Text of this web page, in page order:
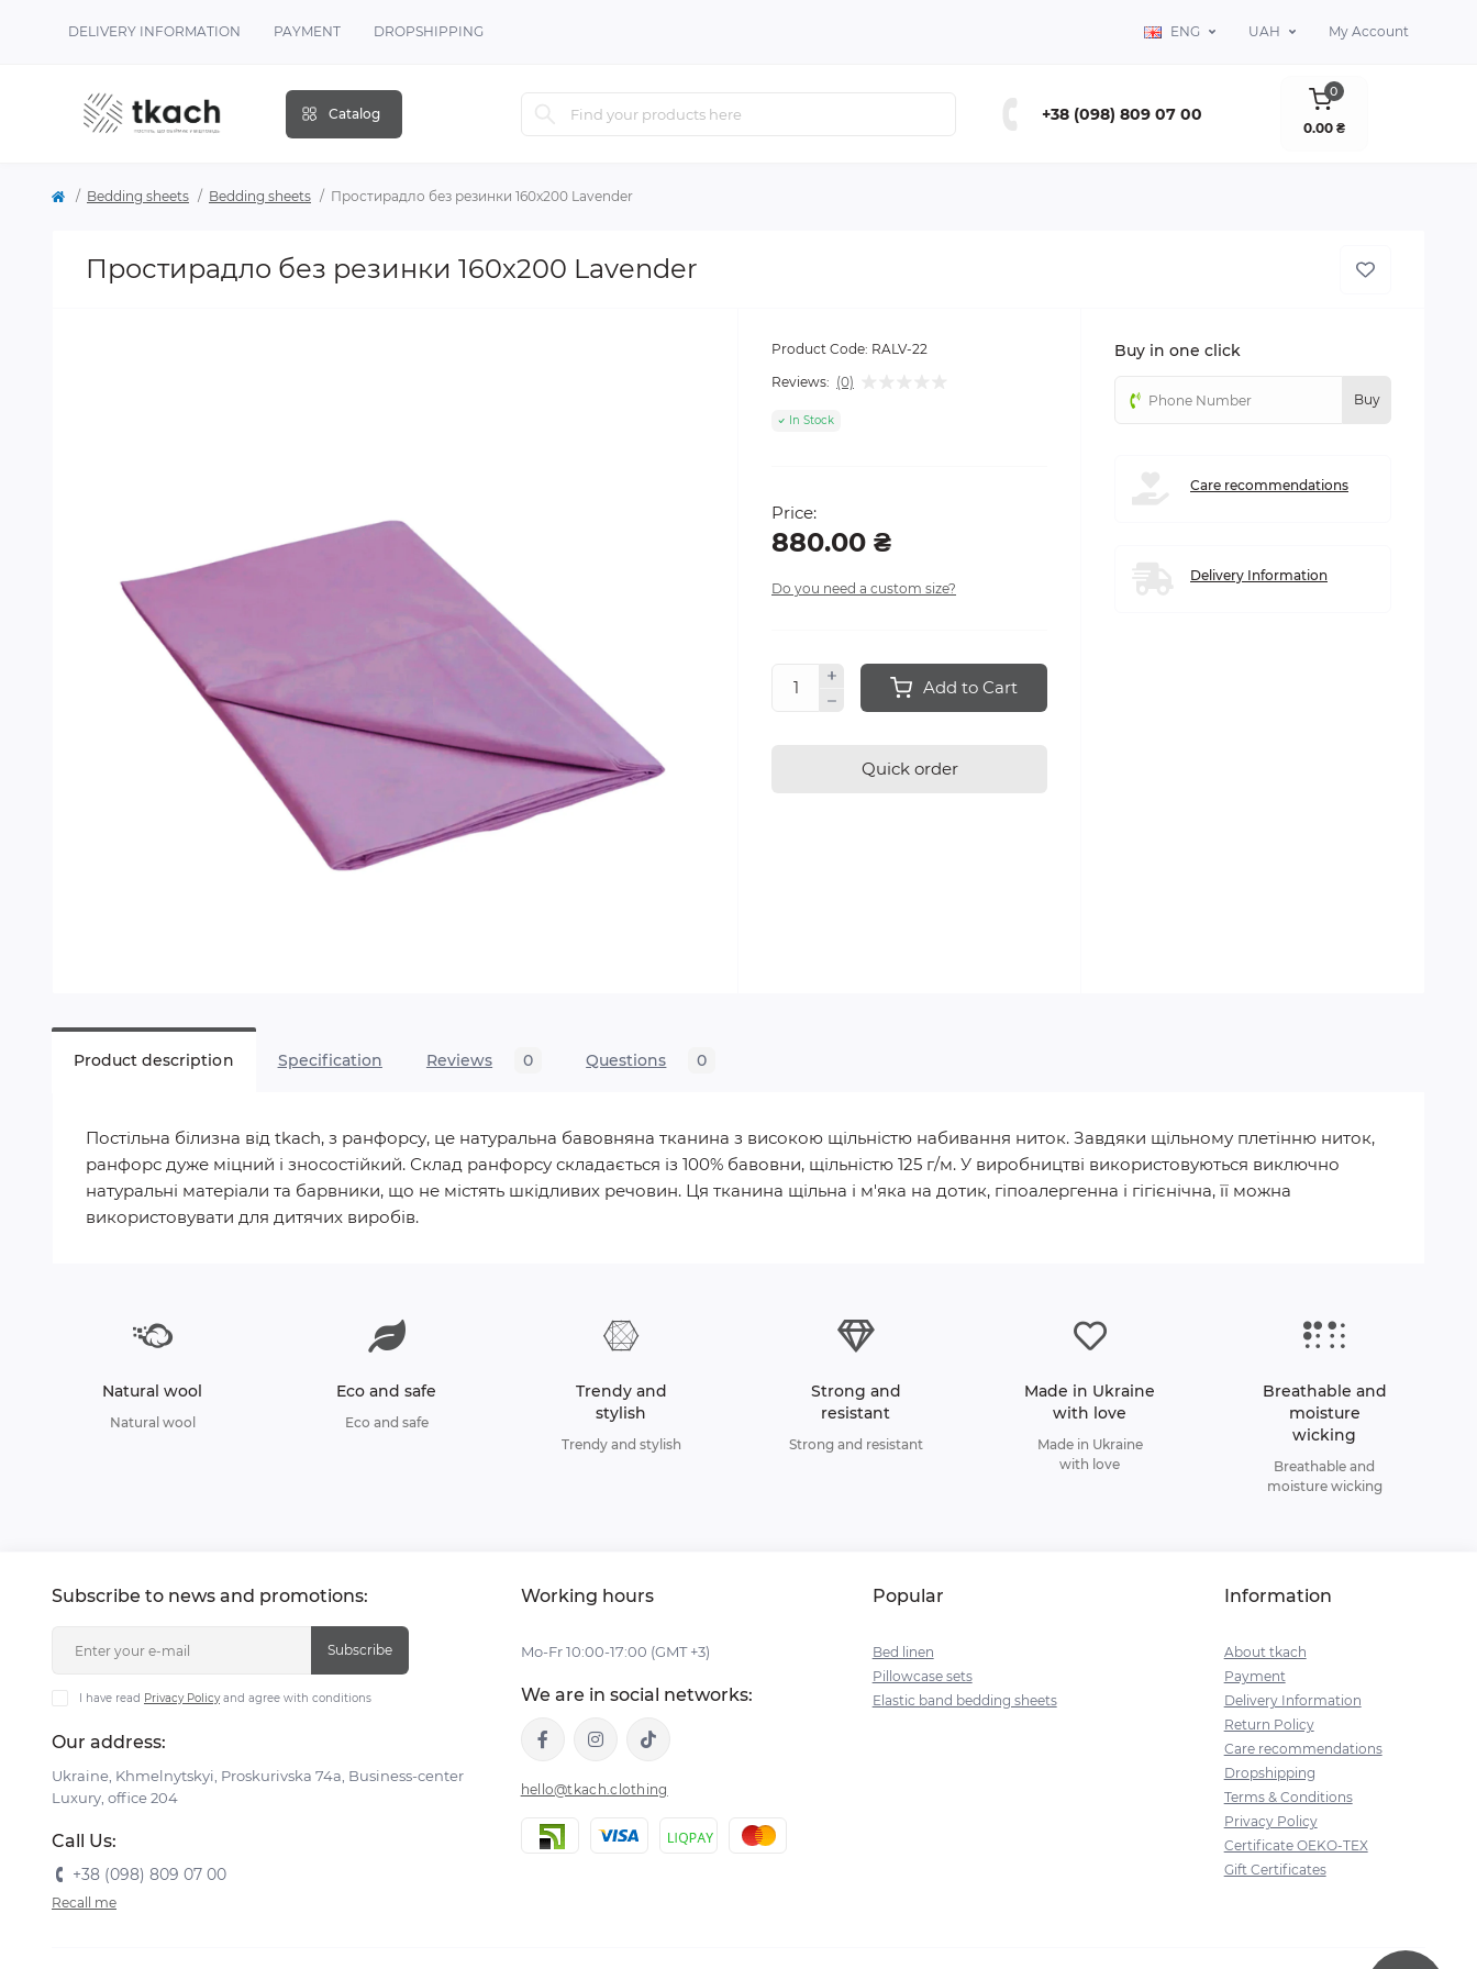
DELIVERY INFORMATION PAYMENT DROPSHIPPING ENG UAH My Account
Catalog +38 (098) 809 07 00
0
0.00 ₴
Bedding sheets Bedding sheets Простирадло без резинки 160x200 Lavender
Простирадло без резинки 160x200 Lavender
Product Code: RALV-22
Reviews: (0)
In Stock
Price:
880.00 ₴
Do you need a custom size?
Add to Cart
Quick order
Buy in one click
Buy
Сare recommendations
Delivery Information
Product description Specification Reviews 0 Questions 0
Постільна білизна від tkach, з ранфорсу, це натуральна бавовняна тканина з високою щільністю набивання ниток. Завдяки щільному плетінню ниток,
ранфорс дуже міцний і зносостійкий. Склад ранфорсу складається із 100% бавовни, щільністю 125 г/м. У виробництві використовуються виключно
натуральні матеріали та барвники, що не містять шкідливих речовин. Ця тканина щільна і м'яка на дотик, гіпоалергенна і гігієнічна, її можна
використовувати для дитячих виробів.
Natural wool
Natural wool
Eco and safe
Eco and safe
Trendy and
stylish
Trendy and stylish
Strong and
resistant
Strong and resistant
Made in Ukraine
with love
Made in Ukraine
with love
Breathable and
moisture
wicking
Breathable and
moisture wicking
Subscribe to news and promotions:
Subscribe
I have read Privacy Policyand agree with conditions
Our address:
Ukraine, Khmelnytskyi, Proskurivska 74а, Business-center
Luxury, office 204
Call Us:
+38 (098) 809 07 00
Recall me
Working hours
Mo-Fr 10:00-17:00 (GMT +3)
We are in social networks:
hello@tkach.clothing
Popular
Bed linen
Pillowcase sets
Elastic band bedding sheets
Information
About tkach
Payment
Delivery Information
Return Policy
Сare recommendations
Dropshipping
Terms & Conditions
Privacy Policy
Certificate OEKO-TEX
Gift Certificates